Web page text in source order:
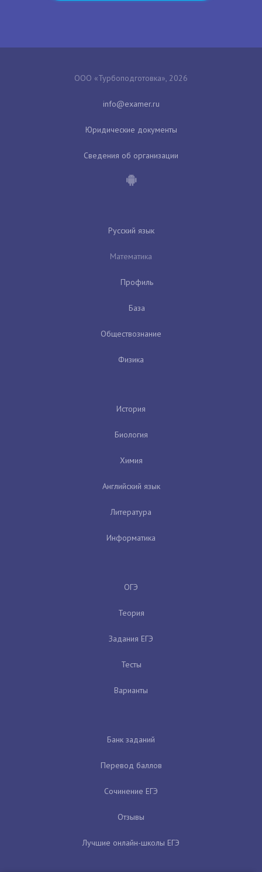
ООО «Турбоподготовка», 2026
Юридические документы
Сведения об организации
Русский язык
Математика
Профиль
База
Обществознание
Физика
История
Биология
Химия
Английский язык
Литература
Информатика
ОГЭ
Теория
Задания ЕГЭ
Тесты
Варианты
Банк заданий
Перевод баллов
Сочинение ЕГЭ
Отзывы
Лучшие онлайн-школы ЕГЭ